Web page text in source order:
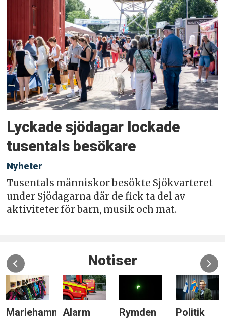
Lyckade sjödagar lockade
tusentals besökare
Nyheter
Tusentals människor besökte Sjökvarteret
under Sjödagarna där de fick ta del av
aktiviteter för barn, musik och mat.
Notiser
Mariehamn Alarm Rymden Politik